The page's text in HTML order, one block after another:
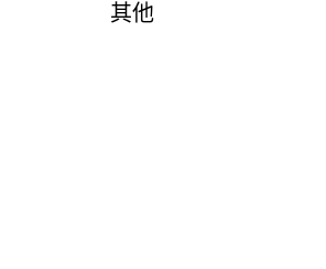
其他